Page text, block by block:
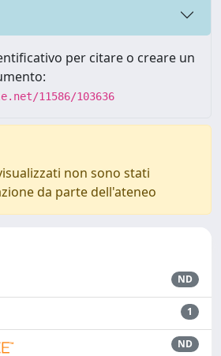
per citare o creare un
11586/103636
non sono stati
da parte dell'ateneo
ND
1
ND